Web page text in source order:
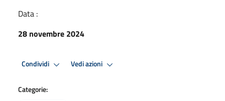
Data :
28 novembre 2024
Condividi Vedi azioni
Categorie: